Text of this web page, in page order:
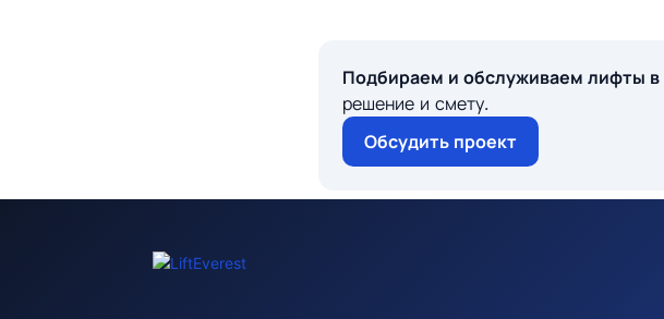
Подбираем и обслуживаем лифты
решение и смету.
Обсудить проект